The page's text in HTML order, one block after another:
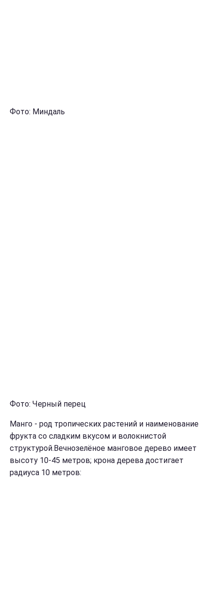
Фото: Миндаль
Фото: Черный перец
Манго - род тропических растений и наименование
фрукта со сладким вкусом и волокнистой
структурой.Вечнозелёное манговое дерево имеет
высоту 10-45 метров; крона дерева достигает
радиуса 10 метров: